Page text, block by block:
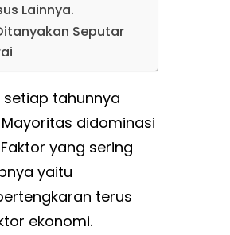
Lainnya.
Seputar
tahunnya
didominasi
yang sering
yaitu
terus
ekonomi.